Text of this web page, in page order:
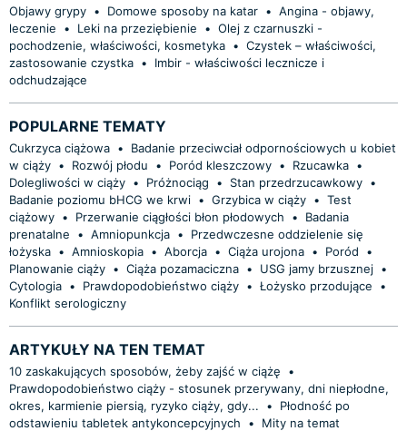
Objawy grypy • Domowe sposoby na katar • Angina - objawy,
leczenie
• Leki na przeziębienie • Olej z czarnuszki -
pochodzenie, właściwości, kosmetyka • Czystek – właściwości,
zastosowanie czystka •
Imbir - właściwości lecznicze i
odchudzające
POPULARNE TEMATY
Cukrzyca ciążowa •
Badanie przeciwciał odpornościowych u kobiet
w ciąży • Rozwój płodu • Poród kleszczowy • Rzucawka •
Dolegliwości w ciąży • Próżnociąg • Stan przedrzucawkowy •
Badanie poziomu bHCG we krwi • Grzybica w ciąży • Test
ciążowy • Przerwanie ciągłości błon płodowych •
Badania
prenatalne
• Amniopunkcja •
Przedwczesne oddzielenie się
łożyska • Amnioskopia • Aborcja • Ciąża urojona • Poród
•
Planowanie ciąży • Ciąża pozamaciczna • USG jamy brzusznej •
Cytologia • Prawdopodobieństwo ciąży • Łożysko przodujące
•
Konflikt serologiczny
ARTYKUŁY NA TEN TEMAT
10 zaskakujących sposobów, żeby zajść w ciążę
•
Prawdopodobieństwo ciąży - stosunek przerywany, dni niepłodne,
okres, karmienie piersią, ryzyko ciąży, gdy...
•
Płodność po
odstawieniu tabletek antykoncepcyjnych
•
Mity na temat